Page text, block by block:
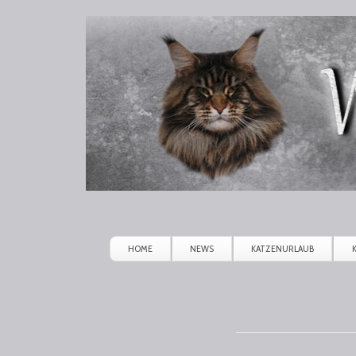
Winerau
Maine
Coon
HOME NEWS KATZENURLAUB